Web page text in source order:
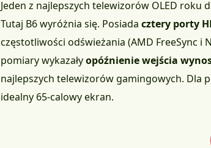
Jeden z najlepszych telewizorów OLED roku
Tutaj B6 wyróżnia się. Posiada cztery porty
częstotliwości odświeżania (AMD FreeSync i
pomiary wykazałyopóźnienie wejścia
najlepszych telewizorów gamingowych. Dla
idealny 65-calowy ekran.